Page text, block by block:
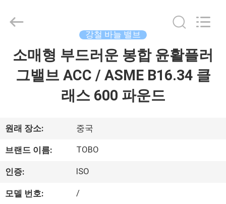
집
우
리
에
CHINA.
강철 바늘 밸브
소매형 부드러운 봉합 윤활플러
그밸브 ACC / ASME B16.34 클
래스 600 파운드
원래 장소: 중국
브랜드 이름: TOBO
인증: ISO
모델 번호: /